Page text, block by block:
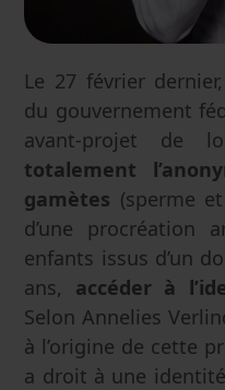
Le 27 février
du gouvernement
avant-projet de
totalement
gamètes (sperme
d’une procréation
enfants issus d’un
ans, accéder à
Selon Annelies
à l’origine de cette
a droit à une